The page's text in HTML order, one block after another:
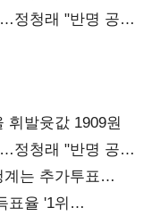
정청래 "반명 공세
발윳값 1909원
정청래 "반명 공세
는 추가투표
표율 '1위